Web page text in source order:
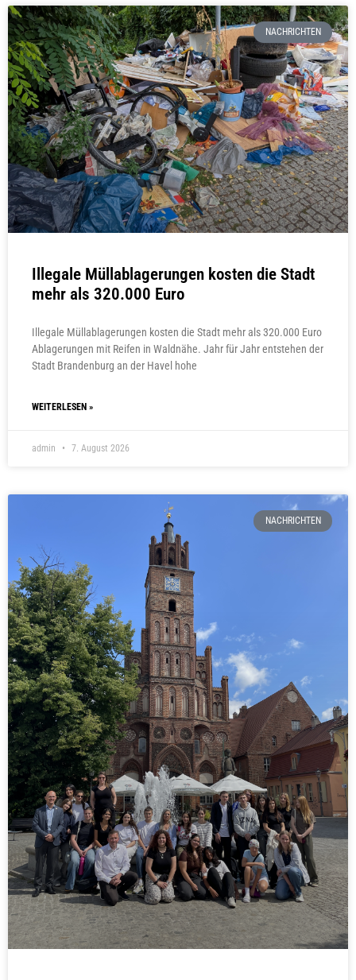
NACHRICHTEN
Illegale Müllablagerungen kosten die Stadt
mehr als 320.000 Euro
Illegale Müllablagerungen kosten die Stadt mehr als 320.000 Euro
Ablagerungen mit Reifen in Waldnähe. Jahr für Jahr entstehen der
Stadt Brandenburg an der Havel hohe
WEITERLESEN »
admin 7. August 2026
NACHRICHTEN